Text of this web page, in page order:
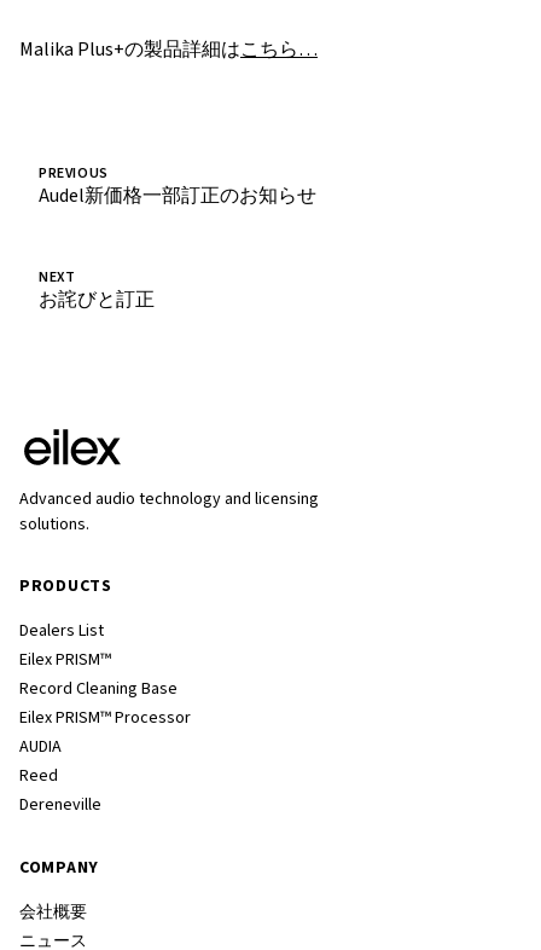
Malika Plus+の製品詳細はこちら…
PREVIOUS
Audel新価格一部訂正のお知らせ
NEXT
お詫びと訂正
Advanced audio technology and licensing
solutions.
PRODUCTS
Dealers List
Eilex PRISM™
Record Cleaning Base
Eilex PRISM™ Processor
AUDIA
Reed
Dereneville
COMPANY
会社概要
ニュース